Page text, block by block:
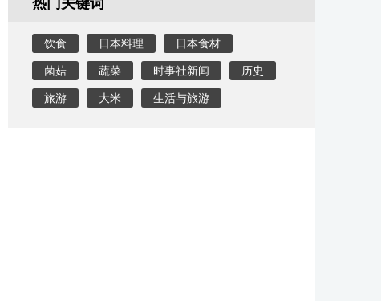
热门关键词
饮食 日本料理 日本食材
菌菇 蔬菜 时事社新闻 历史
旅游 大米 生活与旅游